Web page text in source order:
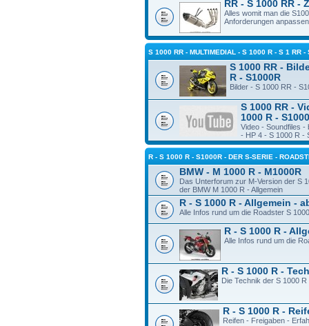
RR - S 1000 RR -
Alles womit man die
Anforderungen
S 1000 RR - MULTIMEDIAL - S 1000 R - S 1 RR -
S 1000 RR -
R - S1000R
Bilder - S 1000 RR -
S 1000 RR -
1000 R -
Video - Soundfiles -
- HP 4 - S 1000 R -
R - S 1000 R - S1000R - DER S-SERIE -
BMW - M 1000 R - M1000R
Das Unterforum zur M-Version der S
der BMW M 1000 R - Allgemein
R - S 1000 R - Allgemein -
Alle Infos rund um die Roadster S
R - S 1000 R -
Alle Infos rund um die
R - S 1000 R -
Die Technik der S 1000
R - S 1000 R -
Reifen - Freigaben -